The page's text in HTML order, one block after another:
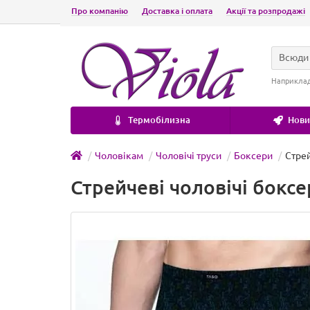
Про компанію Доставка і оплата Акції та розпродажі
Всюди
Термобілизна
Чоловікам Чоловічі труси Боксери
Стрейчеві чоловічі